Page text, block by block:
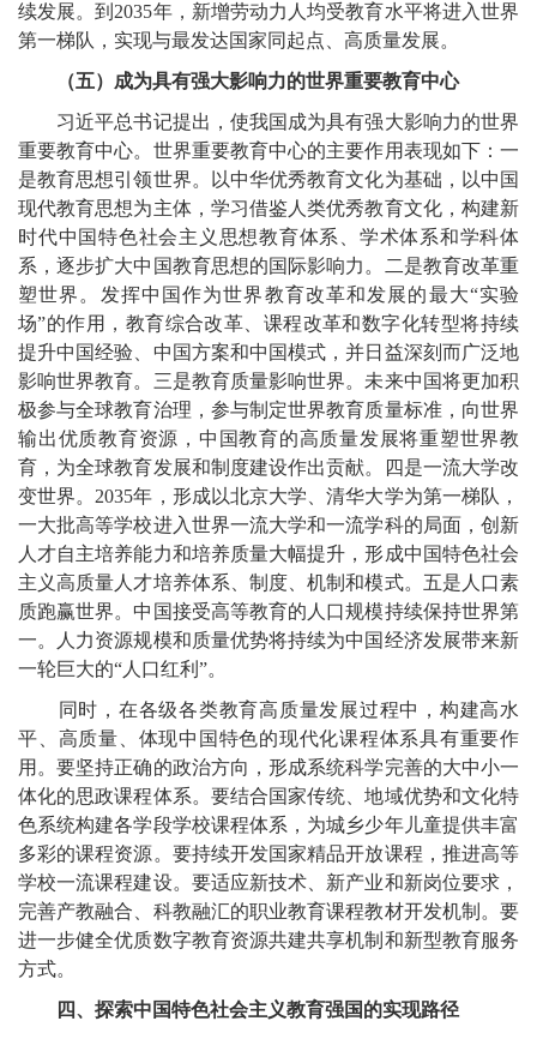
续发展。到2035年，新增劳动力人均受教育水平将进入世界
第一梯队，实现与最发达国家同起点、高质量发展。
（五）成为具有强大影响力的世界重要教育中心
习近平总书记提出，使我国成为具有强大影响力的世界
重要教育中心。世界重要教育中心的主要作用表现如下：一
是教育思想引领世界。以中华优秀教育文化为基础，以中国
现代教育思想为主体，学习借鉴人类优秀教育文化，构建新
时代中国特色社会主义 思想教育体系、学术体系和学科体
系，逐步扩大中国教育思想的国际影响力。二是教育改革重
塑世界。发挥中国作为世界教育改革和发展的最大“实验
场”的作用，教育综合改革、课程改革和数字化转型将持续
提升中国经验、中国方案和中国模式，并日益深刻而广泛地
影响世界教育。三是教育质量影响世界。未来中国将更加积
极参与全球教育治理，参与制定世界教育质量标准，向世界
输出优质教育资源，中国教育的高质量发展将重塑世界教
育，为全球教育发展和制度建设作出贡献。四是一流大学改
变世界。2035年，形成以北京大学、清华大学为第一梯队，
一大批高等学校进入世界一流大学和一流学科的局面，创新
人才自主培养能力和培养质量大幅提升，形成中国特色社会
主义高质量人才培养体系、制度、机制和模式。五是人口素
质跑赢世界。中国接受高等教育的人口规模持续保持世界第
一。人力资源规模和质量优势将持续为中国经济发展带来新
一轮巨大的“人口红利”。
同时，在各级各类教育高质量发展过程中，构建高水
平、高质量、体现中国特色的现代化课程体系具有重要作
用。要坚持正确的政治方向，形成系统科学完善的大中小一
体化的思政课程体系。要结合国家传统、地域优势和文化特
色系统构建各学段学校课程体系，为城乡少年儿童提供丰富
多彩的课程资源。要持续开发国家精品开放课程，推进高等
学校一流课程建设。要适应新技术、新产业和新岗位要求，
完善产教融合、科教融汇的职业教育课程教材开发机制。要
进一步健全优质数字教育资源共建共享机制和新型教育服务
方式。
四、探索中国特色社会主义教育强国的实现路径